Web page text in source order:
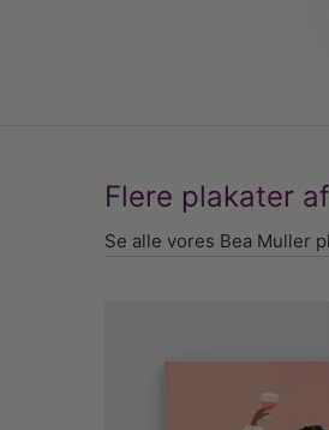
Flere plakater
Se alle vores Bea Muller